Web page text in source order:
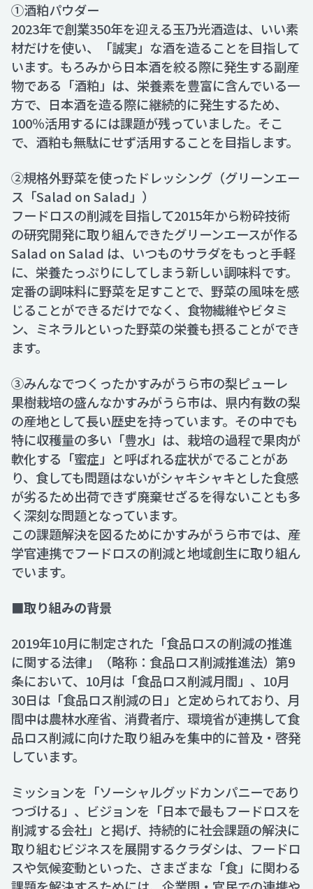
①酒粕パウダー
2023年で創業350年を迎える玉乃光酒造は、いい素
材だけを使い、「誠実」な酒を造ることを目指して
います。もろみから日本酒を絞る際に発生する副産
物である「酒粕」は、栄養素を豊富に含んでいる一
方で、日本酒を造る際に継続的に発生するため、
100％活用するには課題が残っていました。そこ
で、酒粕も無駄にせず活用することを目指します。
②規格外野菜を使ったドレッシング（グリーンエー
ス「Salad on Salad」）
フードロスの削減を目指して2015年から粉砕技術
の研究開発に取り組んできたグリーンエースが作る
Salad on Salad は、いつものサラダをもっと手軽
に、栄養たっぷりにしてしまう新しい調味料です。
定番の調味料に野菜を足すことで、野菜の風味を感
じることができるだけでなく、食物繊維やビタミ
ン、ミネラルといった野菜の栄養も摂ることができ
ます。
③みんなでつくったかすみがうら市の梨ピューレ
果樹栽培の盛んなかすみがうら市は、県内有数の梨
の産地として長い歴史を持っています。その中でも
特に収穫量の多い「豊水」は、栽培の過程で果肉が
軟化する「蜜症」と呼ばれる症状がでることがあ
り、食しても問題はないがシャキシャキとした食感
が劣るため出荷できず廃棄せざるを得ないことも多
く深刻な問題となっています。
この課題解決を図るためにかすみがうら市では、産
学官連携でフードロスの削減と地域創生に取り組ん
でいます。
■取り組みの背景
2019年10月に制定された「食品ロスの削減の推進
に関する法律」（略称：食品ロス削減推進法）第9
条において、10月は「食品ロス削減月間」、10月
30日は「食品ロス削減の日」と定められており、月
間中は農林水産省、消費者庁、環境省が連携して食
品ロス削減に向けた取り組みを集中的に普及・啓発
しています。
ミッションを「ソーシャルグッドカンパニーであり
つづける」、ビジョンを「日本で最もフードロスを
削減する会社」と掲げ、持続的に社会課題の解決に
取り組むビジネスを展開するクラダシは、フードロ
スや気候変動といった、さまざまな「食」に関わる